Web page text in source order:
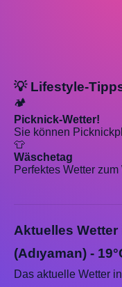
💡 Lifestyle-
🏕️
Picknick-Wetter!
Sie können
👕
Wäschetag
Perfektes Wetter
Aktuelles Wetter
(Adıyaman) -
Das aktuelle Wetter